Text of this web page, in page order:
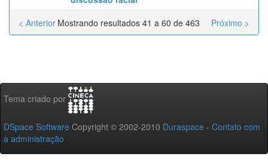
Mostrando resultados 41 a 60 de 463
< Anterior Próximo >
Tema criado por
DSpace Software Copyright © 2002-2010 Duraspace - Contato com
a administração